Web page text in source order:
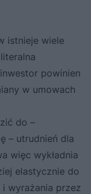
istnieje wiele
powinien
w umowach
do –
– utrudnień dla
więc wykładnia
elastycznie do
wyrażania przez